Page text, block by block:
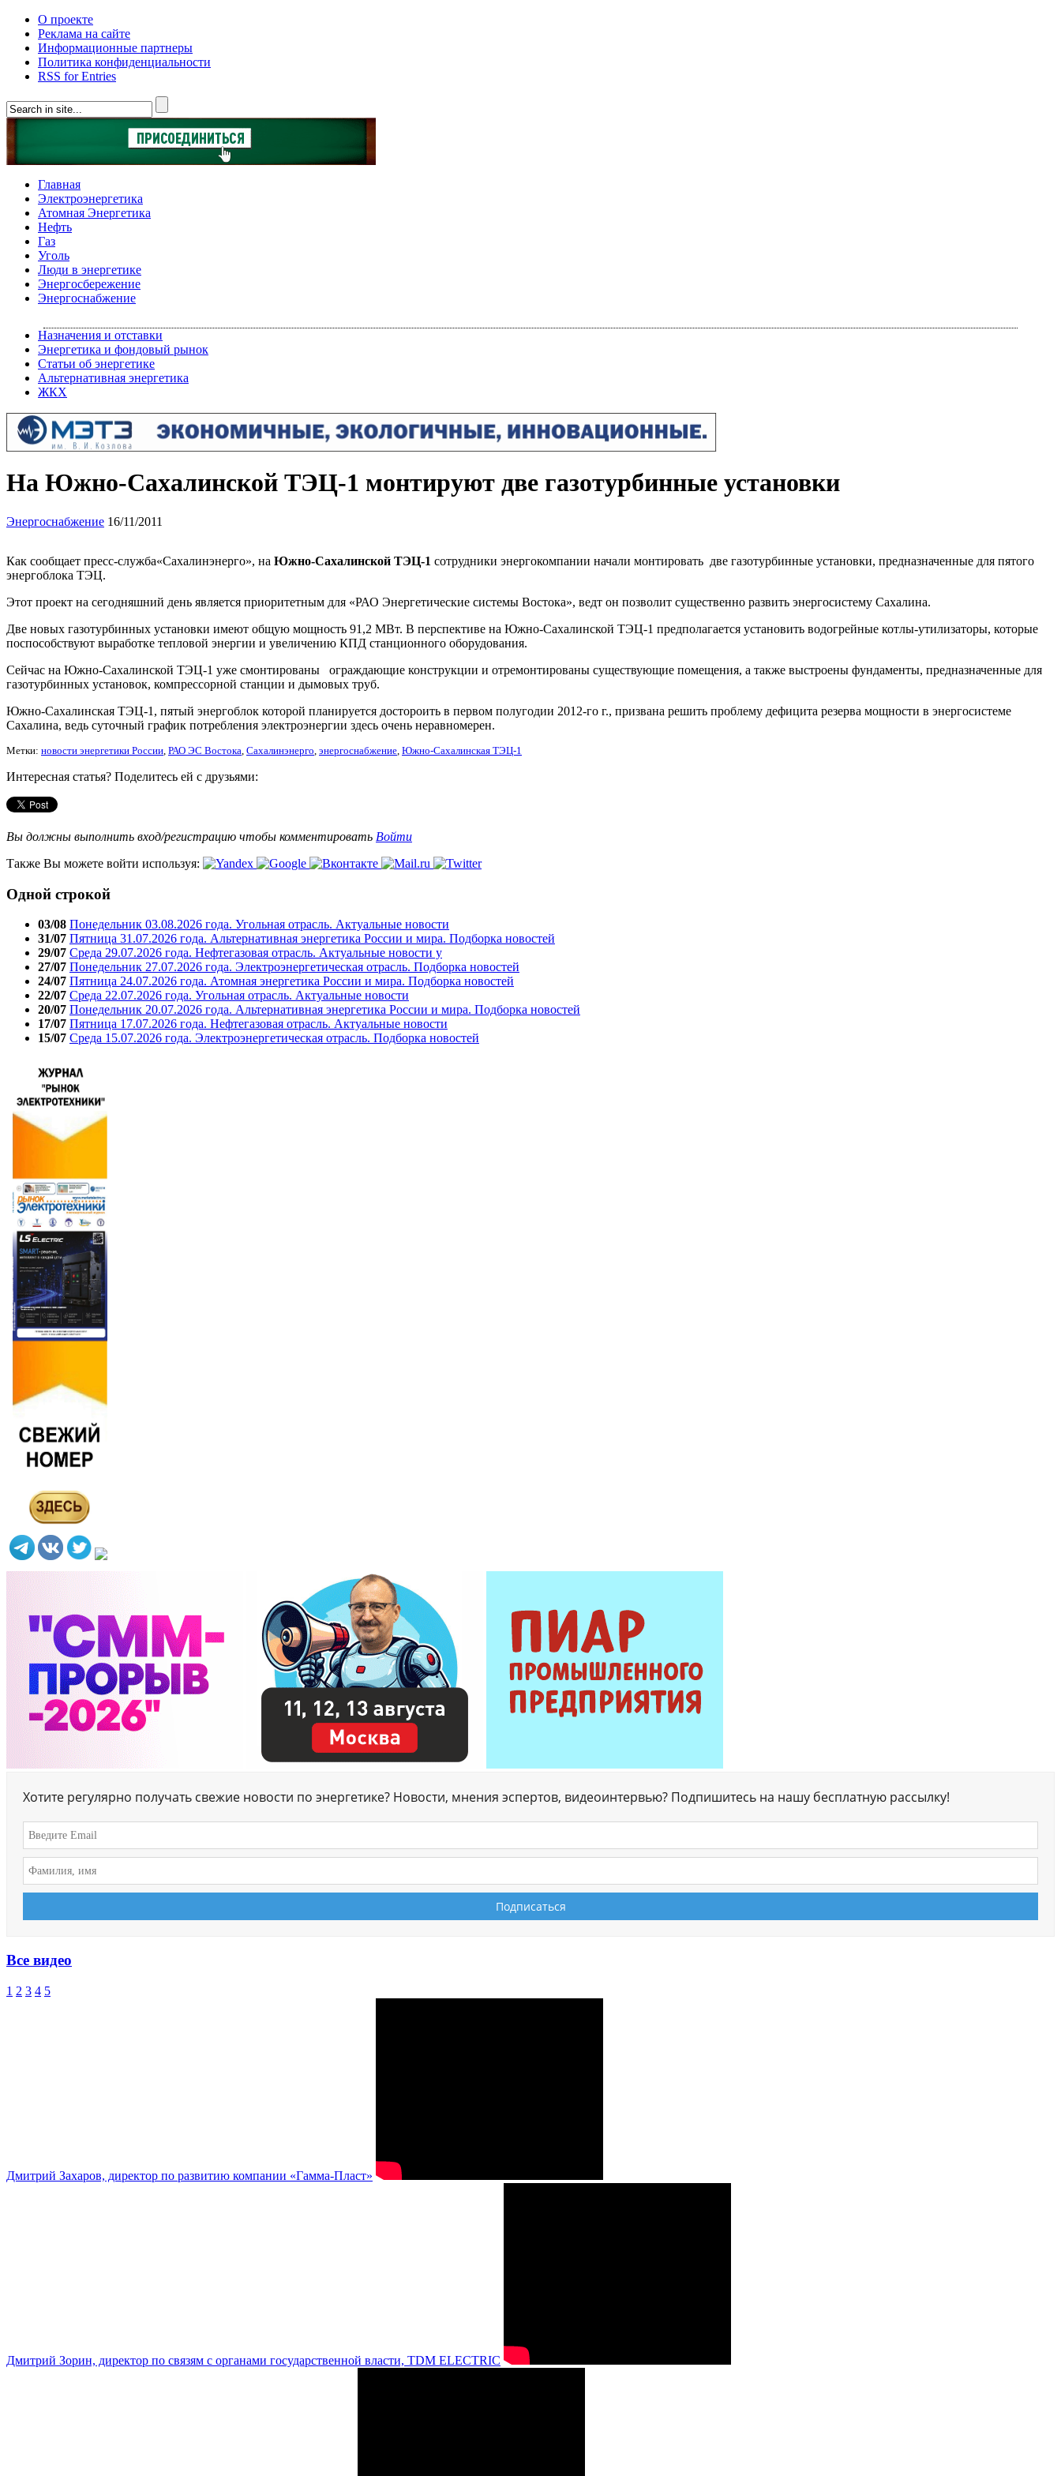
О проекте
Реклама на сайте
Информационные партнеры
Политика конфиденциальности
RSS for Entries
Главная
Электроэнергетика
Атомная Энергетика
Нефть
Газ
Уголь
Люди в энергетике
Энергосбережение
Энергоснабжение
Назначения и отставки
Энергетика и фондовый рынок
Статьи об энергетике
Альтернативная энергетика
ЖКХ
На Южно-Сахалинской ТЭЦ-1 монтируют две газотурбинные установки
Энергоснабжение 16/11/2011
Как сообщает пресс-служба«Сахалинэнерго», на Южно-Сахалинской ТЭЦ-1 сотрудники энергокомпании начали монтировать две газотурбинные установки, предназначенные для пятого
энергоблока ТЭЦ.
Этот проект на сегодняшний день является приоритетным для «РАО Энергетические системы Востока», ведт он позволит существенно развить энергосистему Сахалина.
Две новых газотурбинных установки имеют общую мощность 91,2 МВт. В перспективе на Южно-Сахалинской ТЭЦ-1 предполагается установить водогрейные котлы-утилизаторы, которые
поспособствуют выработке тепловой энергии и увеличению КПД станционного оборудования.
Сейчас на Южно-Сахалинской ТЭЦ-1 уже смонтированы ограждающие конструкции и отремонтированы существующие помещения, а также выстроены фундаменты, предназначенные для
газотурбинных установок, компрессорной станции и дымовых труб.
Южно-Сахалинская ТЭЦ-1, пятый энергоблок которой планируется достороить в первом полугодии 2012-го г., призвана решить проблему дефицита резерва мощности в энергосистеме
Сахалина, ведь суточный график потребления электроэнергии здесь очень неравномерен.
Метки: новости энергетики России, РАО ЭС Востока, Сахалинэнерго, энергоснабжение, Южно-Сахалинская ТЭЦ-1
Интересная статья? Поделитесь ей с друзьями:
Вы должны выполнить вход/регистрацию чтобы комментировать Войти
Также Вы можете войти используя:
Одной строкой
03/08 Понедельник 03.08.2026 года. Угольная отрасль. Актуальные новости
31/07 Пятница 31.07.2026 года. Альтернативная энергетика России и мира. Подборка новостей
29/07 Среда 29.07.2026 года. Нефтегазовая отрасль. Актуальные новости у
27/07 Понедельник 27.07.2026 года. Электроэнергетическая отрасль. Подборка новостей
24/07 Пятница 24.07.2026 года. Атомная энергетика России и мира. Подборка новостей
22/07 Среда 22.07.2026 года. Угольная отрасль. Актуальные новости
20/07 Понедельник 20.07.2026 года. Альтернативная энергетика России и мира. Подборка новостей
17/07 Пятница 17.07.2026 года. Нефтегазовая отрасль. Актуальные новости
15/07 Среда 15.07.2026 года. Электроэнергетическая отрасль. Подборка новостей
Хотите регулярно получать свежие новости по энергетике? Новости, мнения эспертов, видеоинтервью? Подпишитесь на нашу бесплатную рассылку!
Все видео
1 2 3 4 5
Дмитрий Захаров, директор по развитию компании «Гамма-Пласт»
Дмитрий Зорин, директор по связям с органами государственной власти, TDM ELECTRIC